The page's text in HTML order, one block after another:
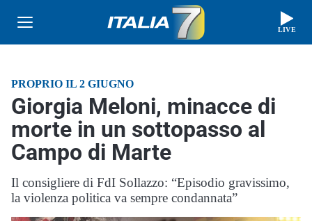
LIVE
PROPRIO IL 2 GIUGNO
Giorgia Meloni, minacce di
morte in un sottopasso al
Campo di Marte
Il consigliere di FdI Sollazzo: “Episodio gravissimo,
la violenza politica va sempre condannata”